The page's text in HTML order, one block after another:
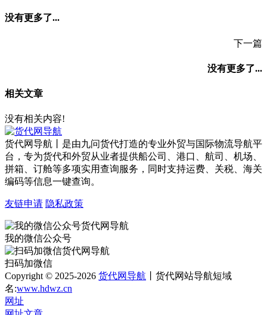
没有更多了...
下一篇
没有更多了...
相关文章
没有相关内容!
货代网导航丨是由九问货代打造的专业外贸与国际物流导航平
台，专为货代和外贸从业者提供船公司、港口、航司、机场、
拼箱、订舱等多项实用查询服务，同时支持运费、关税、海关
编码等信息一键查询。
友链申请 隐私政策
我的微信公众号
扫码加微信
Copyright © 2025-2026 货代网导航 丨货代网站导航短域
名:www.hdwz.cn
网址